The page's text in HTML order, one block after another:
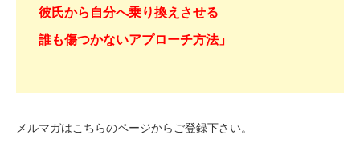
彼氏から自分へ乗り換えさせる
誰も傷つかないアプローチ方法」
メルマガはこちらのページからご登録下さい。